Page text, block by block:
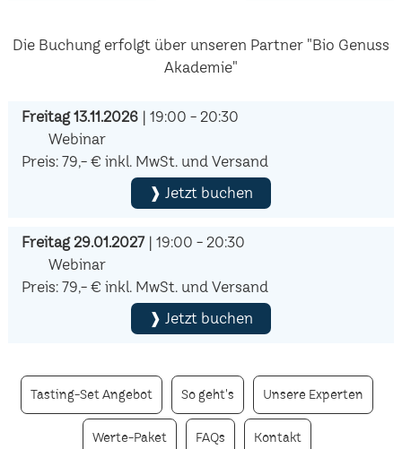
Die Buchung erfolgt über unseren Partner "Bio Genuss
Akademie"
Freitag 13.11.2026| 19:00 - 20:30
Webinar
Preis: 79,- € inkl. MwSt. und Versand
❱ Jetzt buchen
Freitag 29.01.2027| 19:00 - 20:30
Webinar
Preis: 79,- € inkl. MwSt. und Versand
❱ Jetzt buchen
Tasting-Set Angebot So geht's Unsere Experten
Werte-Paket FAQs Kontakt